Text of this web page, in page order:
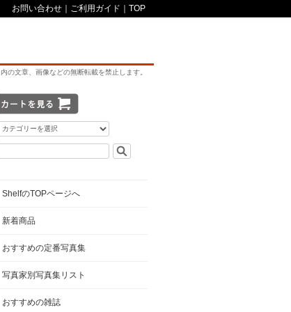
お問い合わせ ご利用ガイド TOP
の文章、画像などの無断転載を禁止します。
ShelfのTOPページへ
新着商品
おすすめの定番写真集
写真家別写真集リスト
おすすめの雑誌